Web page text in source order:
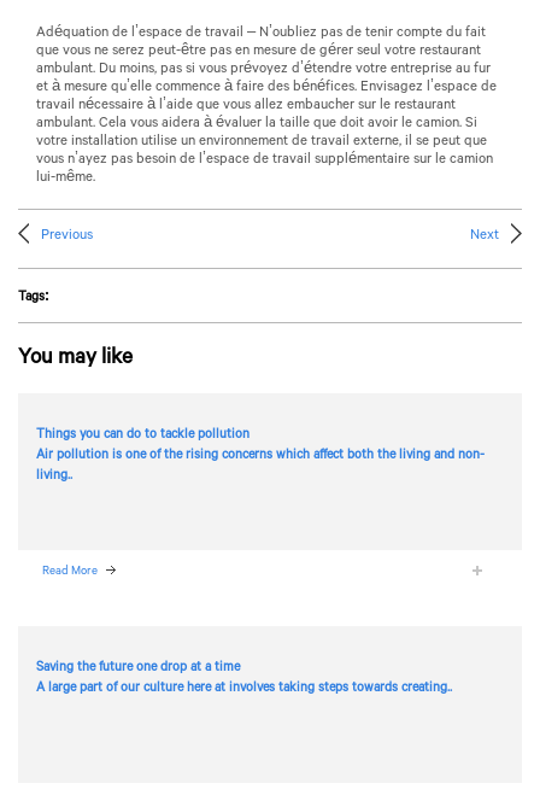
Adéquation de l’espace de travail – N’oubliez pas de tenir compte du fait
que vous ne serez peut-être pas en mesure de gérer seul votre restaurant
ambulant. Du moins, pas si vous prévoyez d’étendre votre entreprise au fur
et à mesure qu’elle commence à faire des bénéfices. Envisagez l’espace de
travail nécessaire à l’aide que vous allez embaucher sur le restaurant
ambulant. Cela vous aidera à évaluer la taille que doit avoir le camion. Si
votre installation utilise un environnement de travail externe, il se peut que
vous n’ayez pas besoin de l’espace de travail supplémentaire sur le camion
lui-même.
Previous Next
Tags:
You may like
Things you can do to tackle pollution
Air pollution is one of the rising concerns which affect both the living and non-
living..
Read More
Saving the future one drop at a time
A large part of our culture here at involves taking steps towards creating..